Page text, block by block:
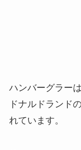
ハンバーグラー
ドナルドランド
れています。